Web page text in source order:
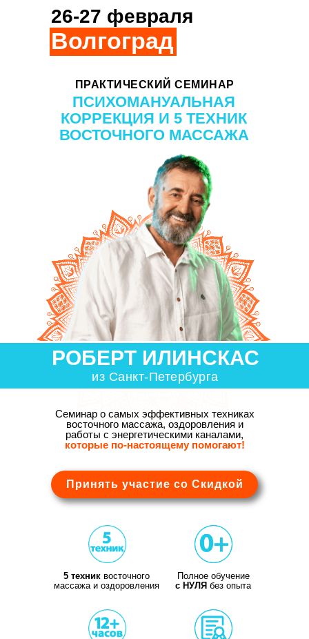
ПРАКТИЧЕСКИЙ СЕМИНАР
Полное обучение
с НУЛЯ без опыта
Принять участие со Скидкой
ПСИХОМАНУАЛЬНАЯ
КОРРЕКЦИЯ И 5 ТЕХНИК
ВОСТОЧНОГО МАССАЖА
Волгоград
РОБЕРТ ИЛИНСКАС
из Санкт-Петербурга
Семинар о самых эффективных техниках
восточного массажа, оздоровления и
работы с энергетическими каналами,
которые по-настоящему помогают!
26-27 февраля
5 техник восточного
массажа и оздоровления